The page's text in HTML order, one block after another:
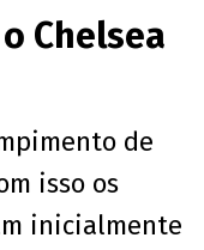
Chelsea
de
isso os
inicialmente